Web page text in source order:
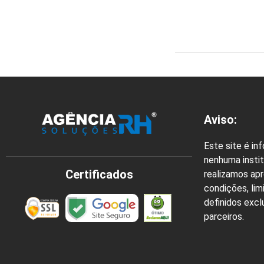
Certificados
Aviso:
Este site é
nenhuma
realizamos
condições,
definidos
parceiros.